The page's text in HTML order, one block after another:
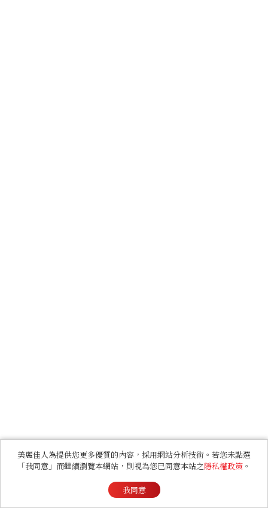
美麗佳人為提供您更多優質的內容，採用網站分析技術。若您未點選
「我同意」而繼續瀏覽本網站，則視為您已同意本站之隱私權政策 。
我同意